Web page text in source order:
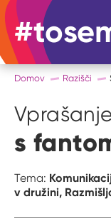
Domov Razišči
s
Tema:
v družini,